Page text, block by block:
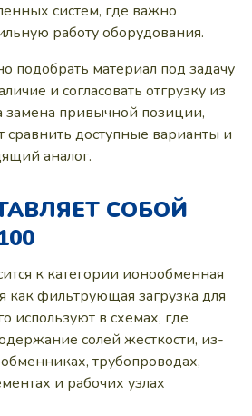
систем, где важно
работу оборудования.
материал под задачу
и согласовать отгрузку из
привычной позиции,
сравнить доступные варианты и
аналог.
СОБОЙ
к категории ионообменная
как фильтрующая загрузка для
используют в схемах, где
солей жесткости, из-
трубопроводах,
и рабочих узлах